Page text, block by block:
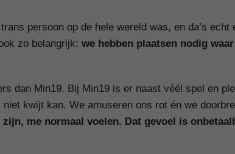
persoon op de hele wereld was, en da’s echt
zo belangrijk: we hebben plaatsen nodig
dan Min19. Bij Min19 is er naast véél spel en
kwijt kan. We amuseren ons rot én we
me normaal voelen. Dat gevoel is